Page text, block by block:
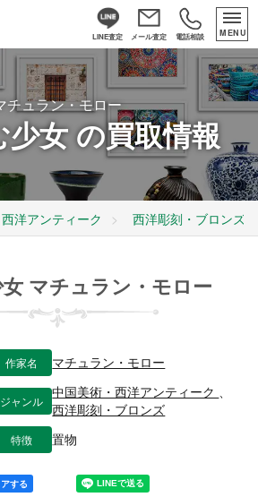
LINE査定 メール査定 電話相談 MENU
チュラン・モロー
女 の買取情報
洋アンティーク 西洋彫刻・ブロンズ
マチュラン・モロー
作家名 マチュラン・モロー
ジャンル
中国美術・西洋アンティーク
西洋彫刻・ブロンズ
特徴 置物
する